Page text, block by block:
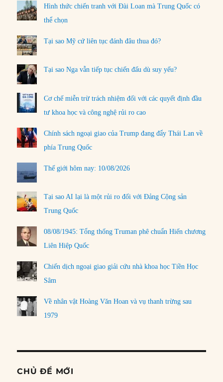
Hình thức chiến tranh với Đài Loan mà Trung Quốc có
thể chọn
Tại sao Mỹ cứ liên tục đánh đâu thua đó?
Tại sao Nga vẫn tiếp tục chiến đấu dù suy yếu?
Cơ chế miễn trừ trách nhiệm đối với các quyết định đầu
tư khoa học và công nghệ rủi ro cao
Chính sách ngoại giao của Trump đang đẩy Thái Lan về
phía Trung Quốc
Thế giới hôm nay: 10/08/2026
Tại sao AI lại là một rủi ro đối với Đảng Cộng sản
Trung Quốc
08/08/1945: Tổng thống Truman phê chuẩn Hiến chương
Liên Hiệp Quốc
Chiến dịch ngoại giao giải cứu nhà khoa học Tiền Học
Sâm
Về nhân vật Hoàng Văn Hoan và vụ thanh trừng sau
1979
CHỦ ĐỀ MỚI